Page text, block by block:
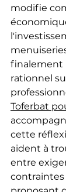
modifie
finalement
rationnel
Toferbat
cette
aident à
entre
contraintes